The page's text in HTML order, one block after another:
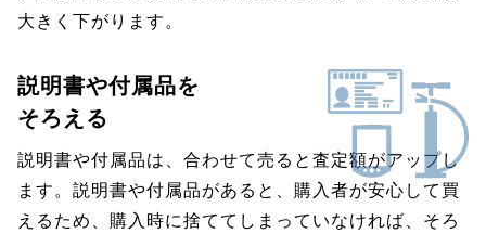
大きく下がります。
説明書や付属品を
そろえる
説明書や付属品は、合わせて売ると査定額がアップし
ます。説明書や付属品があると、購入者が安心して買
えるため、購入時に捨ててしまっていなければ、そろ